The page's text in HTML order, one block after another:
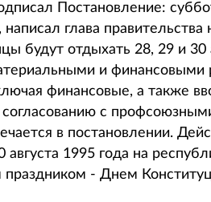
Постановление:
глава правительства
будут отдыхать 28, 29 и 30
и финансовыми
финансовые, а также
согласованию с
в постановлении.
1995 года на
праздником - Днем